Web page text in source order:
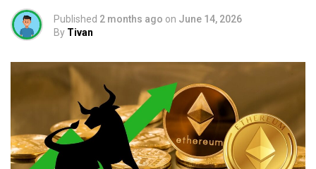
Published 2 months ago on June 14, 2026
By Tivan